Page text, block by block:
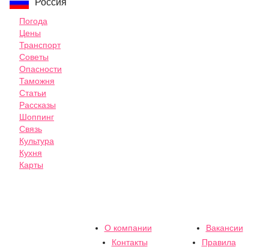
Погода
Цены
Транспорт
Советы
Опасности
Таможня
Статьи
Рассказы
Шоппинг
Связь
Культура
Кухня
Карты
О компании
Вакансии
Контакты
Правила